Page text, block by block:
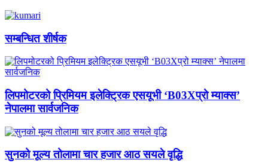
सम्बन्धित शीर्षक
लिपमोटरको प्रिमियम इलेक्ट्रिक एसयूभी ‘B03Xप्रो म्याक्स’
नेपालमा सार्वजनिक
सुनको मूल्य तोलामा चार हजार आठ सयले वृद्धि